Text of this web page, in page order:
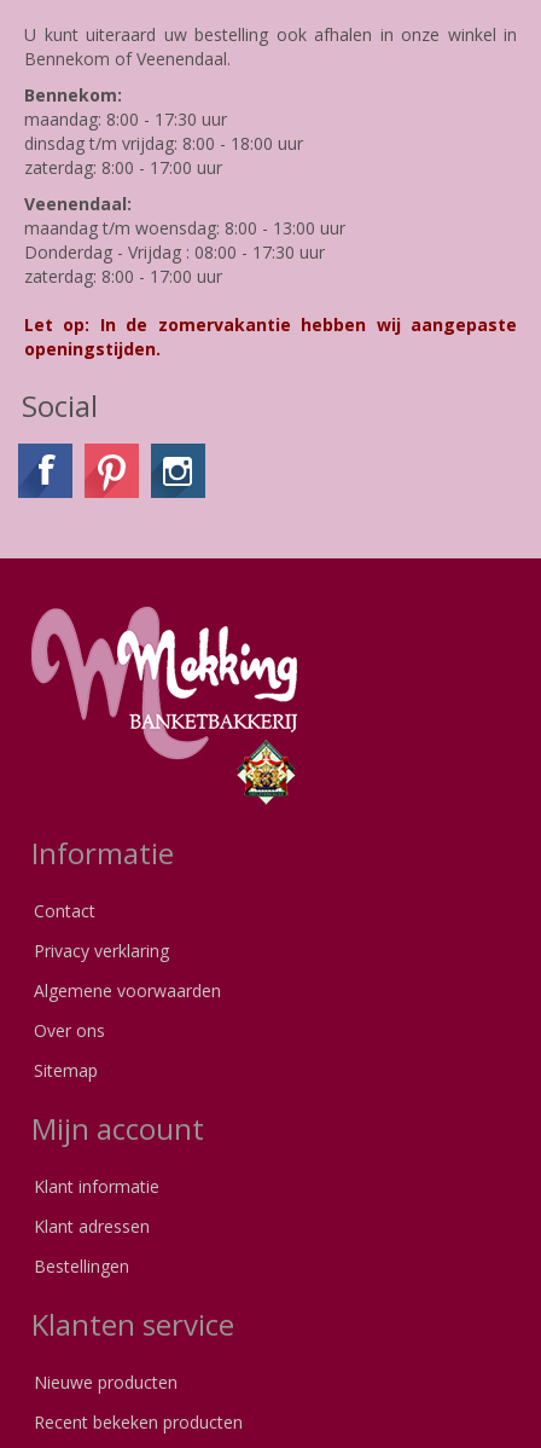
U kunt uiteraard uw bestelling ook afhalen in onze winkel in
Bennekom of Veenendaal.
Bennekom:
maandag: 8:00 - 17:30 uur
dinsdag t/m vrijdag: 8:00 - 18:00 uur
zaterdag: 8:00 - 17:00 uur
Veenendaal:
maandag t/m woensdag: 8:00 - 13:00 uur
Donderdag - Vrijdag : 08:00 - 17:30 uur
zaterdag: 8:00 - 17:00 uur
Let op: In de zomervakantie hebben wij aangepaste
openingstijden.
Social
Informatie
Contact
Privacy verklaring
Algemene voorwaarden
Over ons
Sitemap
Mijn account
Klant informatie
Klant adressen
Bestellingen
Klanten service
Nieuwe producten
Recent bekeken producten